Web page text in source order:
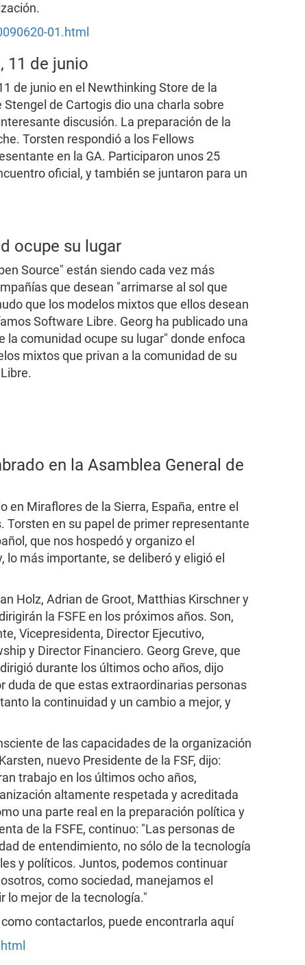
01.html
11 de junio
de junio en el Newthinking Store de la
de Cartogis dio una charla sobre
discusión. La preparación de la
Torsten respondió a los Fellows
en la GA. Participaron unos 25
oficial, y también se juntaron para un
ocupe su lugar
Source" están siendo cada vez más
que desean "arrimarse al sol que
que los modelos mixtos que ellos desean
Software Libre. Georg ha publicado una
la comunidad ocupe su lugar" donde enfoca
mixtos que privan a la comunidad de su
en la Asamblea General de
Miraflores de la Sierra, España, entre el
Torsten en su papel de primer representante
que nos hospedó y organizo el
más importante, se deliberó y eligió el
Holz, Adrian de Groot, Matthias Kirschner y
la FSFE en los próximos años. Son,
Vicepresidenta, Director Ejecutivo,
y Director Financiero. Georg Greve, que
durante los últimos ocho años, dijo
duda de que estas extraordinarias personas
la continuidad y un cambio a mejor, y
de las capacidades de la organización
nuevo Presidente de la FSF, dijo:
trabajo en los últimos ocho años,
altamente respetada y acreditada
una parte real en la preparación política y
de la FSFE, continuo: "Las personas de
de entendimiento, no sólo de la tecnología
y políticos. Juntos, podemos continuar
como sociedad, manejamos el
lo mejor de la tecnología."
contactarlos, puede encontrarla aquí